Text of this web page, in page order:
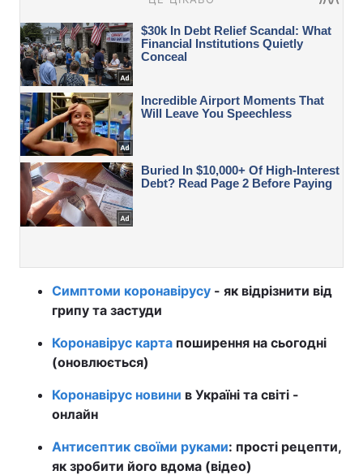
Симптоми коронавірусу - як відрізнити від
грипу та застуди
Коронавірус карта поширення на сьогодні
(оновлюється)
Коронавірус новини в Україні та світі -
онлайн
Антисептик своїми руками: прості рецепти,
як зробити його вдома (відео)